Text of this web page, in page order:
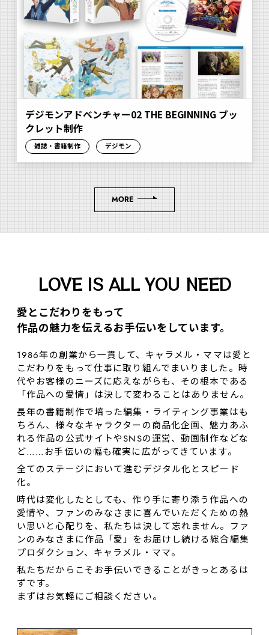
デジモンアドベンチャー02 THE BEGINNING ブッ
クレット制作
雑誌・書籍制作 デジモン
MORE
LOVE IS ALL YOU NEED
愛とこだわりをもって
作品の魅⼒を伝えるお⼿伝いをしています。
1986年の創業から一貫して、キャラメル・ママは愛と
こだわりをもって仕事に取り組んでまいりました。時
代やお客様のニーズに応えながらも、その根本である
「作品への愛情」は決して変わることはありません。
長年の書籍制作で培った編集・ライティング事業はも
ちろん、様々なキャラクターの商品化企画、魅力あふ
れる作品の公式サイトやSNSの運営、動画制作などな
ど……お⼿伝いの幅も確実に広がってきています。
全てのステージにおいて進むデジタル化とスピード
化。
時代は変化したとしても、作り⼿に寄り添う作品への
愛情や、ファンのみなさまに喜んでいただくための熱
い思いと心配りを、私たちは決して忘れません。ファ
ンのみなさまに作品「愛」をお届けし続ける総合編集
プロダクション、キャラメル・ママ。
私たちだからこそお手伝いできることがきっとあるは
ずです。
まずはお気軽にご相談ください。